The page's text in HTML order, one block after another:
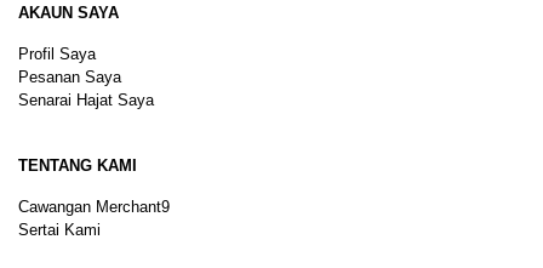
AKAUN SAYA
Profil Saya
Pesanan Saya
Senarai Hajat Saya
TENTANG KAMI
Cawangan Merchant9
Sertai Kami